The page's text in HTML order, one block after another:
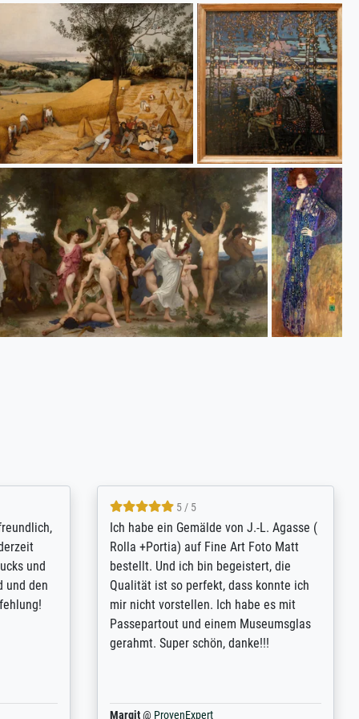
is
go-to
on -
4.8 / 5
Qualité absolument irréprochable.
Extraordinaire diversité des thèmes
abordés et personnalisation des
demandes (recadrage, réajustement des
couleurs). Relation clientèle parfaite.
Transport, réception sans aucun
problème. Merci à toute l'équipe ! Hervé
Anonym@ProvenExpert